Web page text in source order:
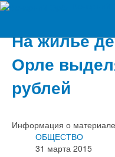
На жилье
Орле
рублей
Информация о материале
ОБЩЕСТВО
31 марта 2015